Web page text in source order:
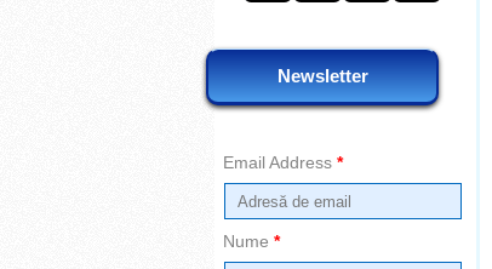
Newsletter
Email Address *
Nume *